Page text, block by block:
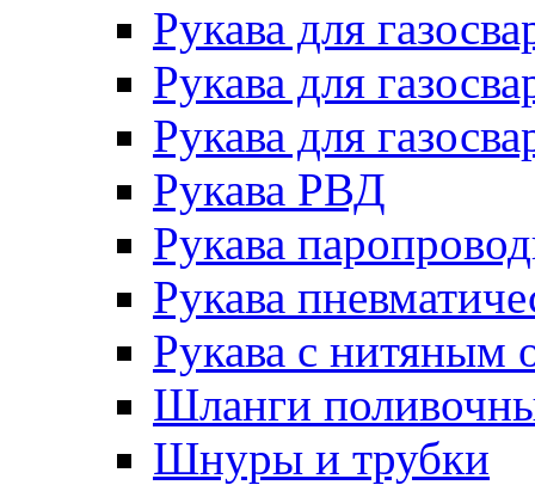
Рукава для
Рукава для
Рукава для
Рукава РВД
Рукава
Рукава
Рукава с нитяным
Шланги
Шнуры и трубки